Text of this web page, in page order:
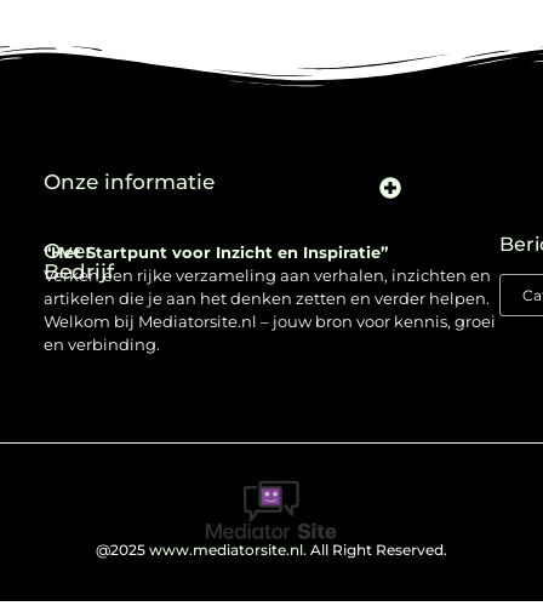
Over
Bedrijf
“Het Startpunt voor Inzicht en Inspiratie”
Verken een rijke verzameling aan verhalen, inzichten en
artikelen die je aan het denken zetten en verder helpen.
Welkom bij Mediatorsite.nl – jouw bron voor kennis, groei
en verbinding.
Onze informatie
@2025 www.mediatorsite.nl. All Right Reserved.